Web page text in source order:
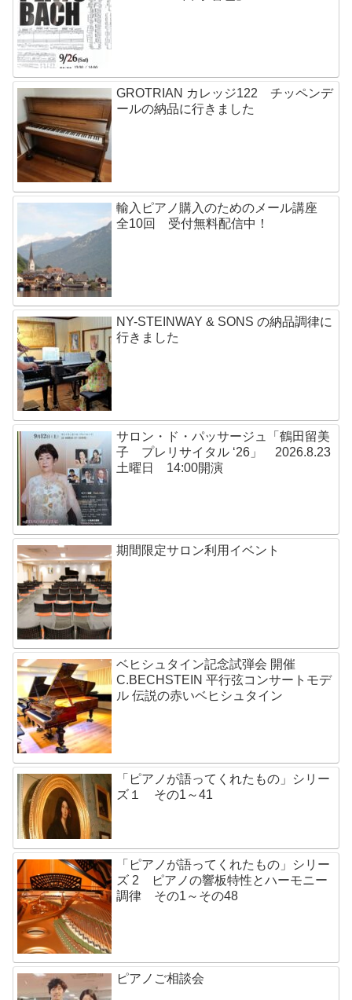
GROTRIAN カレッジ122 チッペンデ
ールの納品に行きました
輸入ピアノ購入のためのメール講座
全10回 受付無料配信中！
NY-STEINWAY & SONS の納品調律に
行きました
サロン・ド・パッサージュ「鶴田留美
子 プレリサイタル ‘26」 2026.8.23
土曜日 14:00開演
期間限定サロン利用イベント
ベヒシュタイン記念試弾会 開催
C.BECHSTEIN 平行弦コンサートモデ
ル 伝説の赤いベヒシュタイン
「ピアノが語ってくれたもの」シリー
ズ１ その1～41
「ピアノが語ってくれたもの」シリー
ズ 2 ピアノの響板特性とハーモニー
調律 その1～その48
ピアノご相談会